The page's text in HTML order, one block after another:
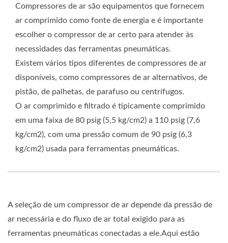
Compressores de ar são equipamentos que fornecem
ar comprimido como fonte de energia e é importante
escolher o compressor de ar certo para atender às
necessidades das ferramentas pneumáticas.
Existem vários tipos diferentes de compressores de ar
disponíveis, como compressores de ar alternativos, de
pistão, de palhetas, de parafuso ou centrífugos.
O ar comprimido e filtrado é tipicamente comprimido
em uma faixa de 80 psig (5,5 kg/cm2) a 110 psig (7,6
kg/cm2), com uma pressão comum de 90 psig (6,3
kg/cm2) usada para ferramentas pneumáticas.
A seleção de um compressor de ar depende da pressão de
ar necessária e do fluxo de ar total exigido para as
ferramentas pneumáticas conectadas a ele.Aqui estão